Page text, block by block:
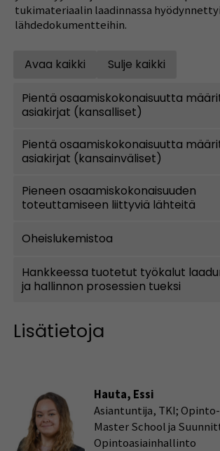
tukimateriaalin laadinnassa
lähdedokumentteihin.
Avaa kaikki
Open all accordions
Sulje kaikki
Pientä osaamiskokonaisuutta
asiakirjat (kansalliset)
Pientä osaamiskokonaisuutta
asiakirjat (kansainväliset)
Pieneen osaamiskokonaisuuden
toteuttamiseen liittyviä lähteitä
Oheislukemistoa
Hankkeessa tuotetut työkalut
ja hallinnon prosessien tueksi
Lisätietoja
Hauta, Essi
Asiantuntija, TKI;
Master School ja
Opintoasiainhallinto